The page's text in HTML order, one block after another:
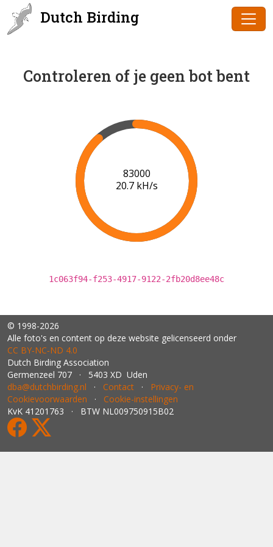
Dutch Birding
Controleren of je geen bot bent
85000
20.8 kH/s
1c063f94-f253-4917-9122-2fb20d8ee48c
© 1998-2026
Alle foto's en content op deze website gelicenseerd onder
CC BY‑NC‑ND 4.0
Dutch Birding Association
Germenzeel 707 · 5403 XD Uden
dba@dutchbirding.nl · Contact · Privacy- en
Cookievoorwaarden · Cookie-instellingen
KvK 41201763 · BTW NL009750915B02